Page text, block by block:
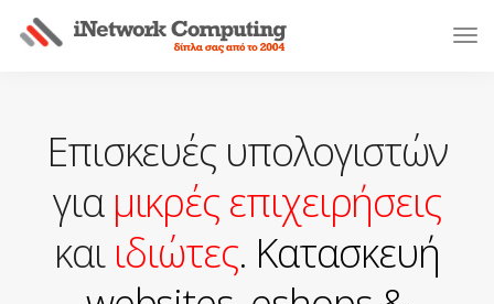
Επισκευές υπολογιστών
για μικρές επιχειρήσεις
και ιδιώτες. Κατασκευή